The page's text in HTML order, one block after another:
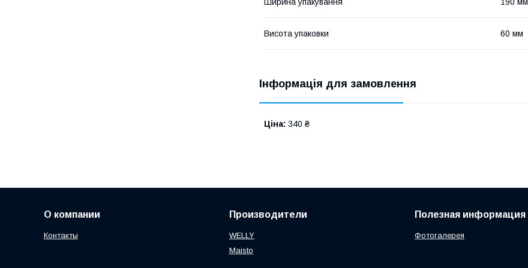
Висота упаковки 60 мм
Інформація для замовлення
Ціна: 340 ₴
О компании
Контакты
Производители
WELLY
Maisto
Полезная информация
Фотогалерея